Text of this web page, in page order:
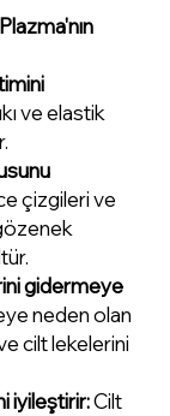
ve elastik
çizgileri ve
gözenek
gidermeye
neden olan
cilt lekelerini
iyileştirir:Cilt